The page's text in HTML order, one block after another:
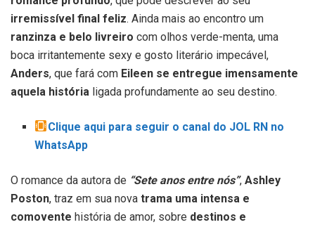
irremissível final feliz. Ainda mais ao encontro um
ranzinza e belo livreiro com olhos verde-menta, uma
boca irritantemente sexy e gosto literário impecável,
Anders, que fará com Eileen se entregue imensamente
aquela história ligada profundamente ao seu destino.
Clique aqui para seguir o canal do JOL RN no
WhatsApp
O romance da autora de “Sete anos entre nós”, Ashley
Poston, traz em sua nova trama uma intensa e
comovente história de amor, sobre destinos e